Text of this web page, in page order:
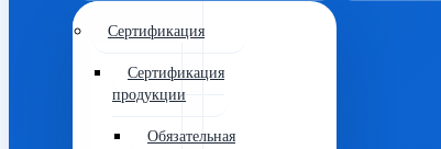
Сертификация
Сертификация
продукции
Обязательная